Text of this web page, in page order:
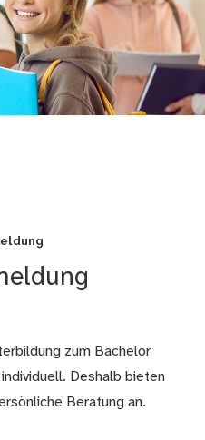
zum Bachelor
Deshalb bieten
Beratung an.